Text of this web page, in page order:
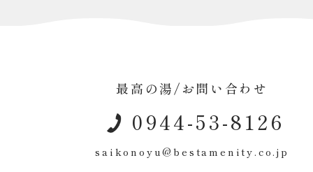
最高の湯/お問い合わせ
0944-53-8126
saikonoyu@bestamenity.co.jp